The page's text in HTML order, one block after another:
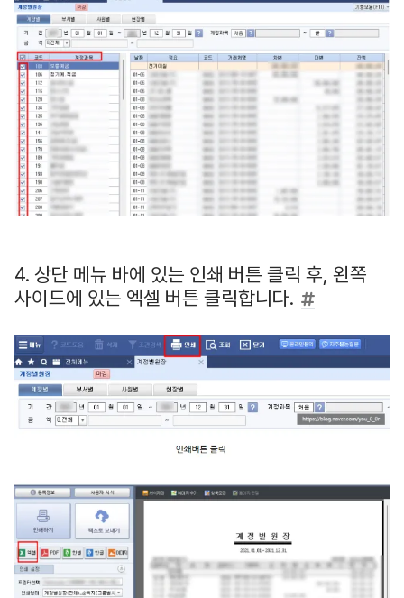
4. 상단 메뉴 바에 있는 인쇄 버튼 클릭 후, 왼쪽
사이드에 있는 엑셀 버튼 클릭합니다.